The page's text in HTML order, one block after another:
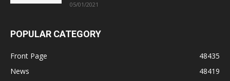
05/01/2021
POPULAR CATEGORY
Front Page
48435
News
48419